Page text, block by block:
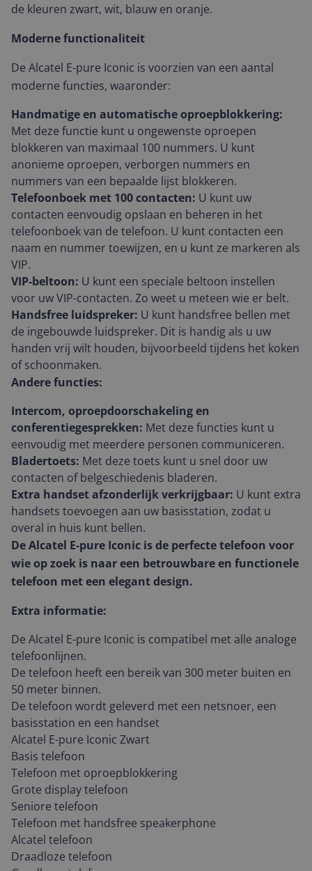
de kleuren zwart, wit, blauw en oranje.
Moderne functionaliteit
De Alcatel E-pure Iconic is voorzien van een aantal
moderne functies, waaronder:
Handmatige en automatische oproepblokkering:
Met deze functie kunt u ongewenste oproepen
blokkeren van maximaal 100 nummers. U kunt
anonieme oproepen, verborgen nummers en
nummers van een bepaalde lijst blokkeren.
Telefoonboek met 100 contacten: U kunt uw
contacten eenvoudig opslaan en beheren in het
telefoonboek van de telefoon. U kunt contacten een
naam en nummer toewijzen, en u kunt ze markeren als
VIP.
VIP-beltoon: U kunt een speciale beltoon instellen
voor uw VIP-contacten. Zo weet u meteen wie er belt.
Handsfree luidspreker: U kunt handsfree bellen met
de ingebouwde luidspreker. Dit is handig als u uw
handen vrij wilt houden, bijvoorbeeld tijdens het koken
of schoonmaken.
Andere functies:
Intercom, oproepdoorschakeling en
conferentiegesprekken: Met deze functies kunt u
eenvoudig met meerdere personen communiceren.
Bladertoets: Met deze toets kunt u snel door uw
contacten of belgeschiedenis bladeren.
Extra handset afzonderlijk verkrijgbaar: U kunt extra
handsets toevoegen aan uw basisstation, zodat u
overal in huis kunt bellen.
De Alcatel E-pure Iconic is de perfecte telefoon voor
wie op zoek is naar een betrouwbare en functionele
telefoon met een elegant design.
Extra informatie:
De Alcatel E-pure Iconic is compatibel met alle analoge
telefoonlijnen.
De telefoon heeft een bereik van 300 meter buiten en
50 meter binnen.
De telefoon wordt geleverd met een netsnoer, een
basisstation en een handset
Alcatel E-pure Iconic Zwart
Basis telefoon
Telefoon met oproepblokkering
Grote display telefoon
Seniore telefoon
Telefoon met handsfree speakerphone
Alcatel telefoon
Draadloze telefoon